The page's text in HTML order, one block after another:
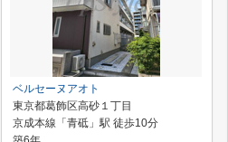
ベルセーヌアオト
東京都葛飾区高砂１丁目
京成本線「青砥」駅 徒歩10分